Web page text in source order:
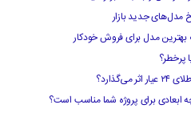
مدل‌های جدید بازار
مدل برای فروش خودکار
پرخطر؟
ابعادی برای پروژه شما مناسب است؟